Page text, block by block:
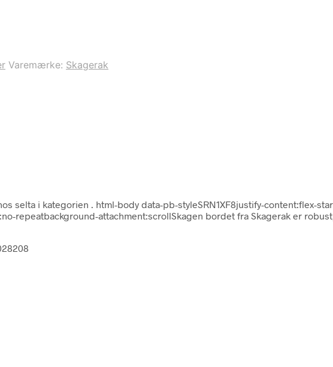
Varemærke: Skagerak
selta i kategorien
. html-body data-pb-styleSRN1XF8justify-content:flex-
repeatbackground-attachment:scrollSkagen bordet fra Skagerak er